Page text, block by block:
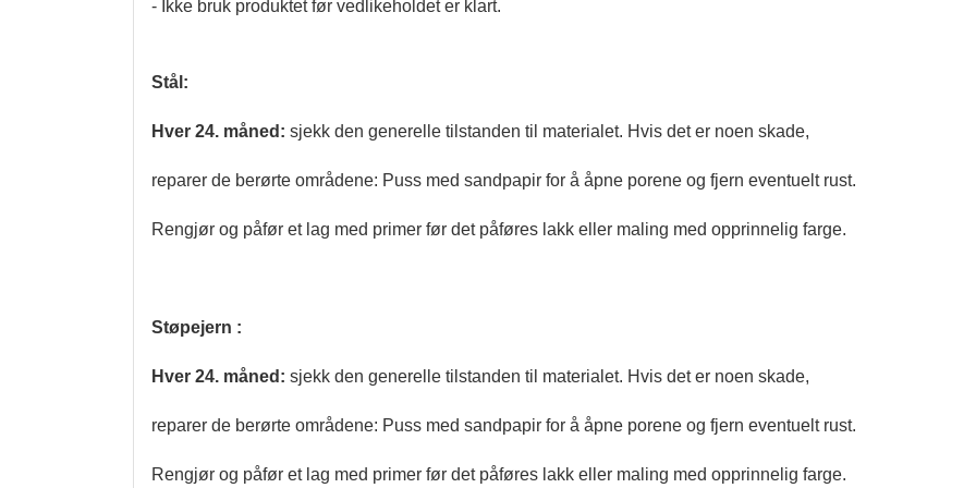
- Ikke bruk produktet før vedlikeholdet er klart.
Stål:
Hver 24. måned: sjekk den generelle tilstanden til materialet. Hvis det er noen skade,
reparer de berørte områdene: Puss med sandpapir for å åpne porene og fjern eventuelt rust.
Rengjør og påfør et lag med primer før det påføres lakk eller maling med opprinnelig farge.
Støpejern :
Hver 24. måned: sjekk den generelle tilstanden til materialet. Hvis det er noen skade,
reparer de berørte områdene: Puss med sandpapir for å åpne porene og fjern eventuelt rust.
Rengjør og påfør et lag med primer før det påføres lakk eller maling med opprinnelig farge.